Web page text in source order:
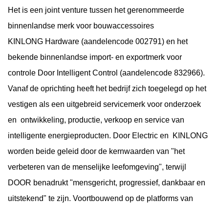
Het is een joint venture tussen het gerenommeerde
binnenlandse merk voor bouwaccessoires
KINLONG Hardware (aandelencode 002791) en het
bekende binnenlandse import- en exportmerk voor
controle Door Intelligent Control (aandelencode 832966).
Vanaf de oprichting heeft het bedrijfzich toegelegd op het
vestigen als een uitgebreid servicemerk voor onderzoek
en ontwikkeling, productie, verkoop en service van
intelligente energieproducten. Door Electric en
KINLONG
worden beide geleid door de kernwaarden van "het
verbeteren van de menselijke leefomgeving", terwijl
DOOR benadrukt "mensgericht, progressief, dankbaar en
uitstekend" te zijn. Voortbouwend op de platforms van